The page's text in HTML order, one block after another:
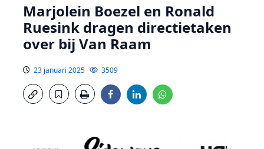
Marjolein Boezel en Ronald
Ruesink dragen directietaken
over bij Van Raam
23 januari 2025 3509